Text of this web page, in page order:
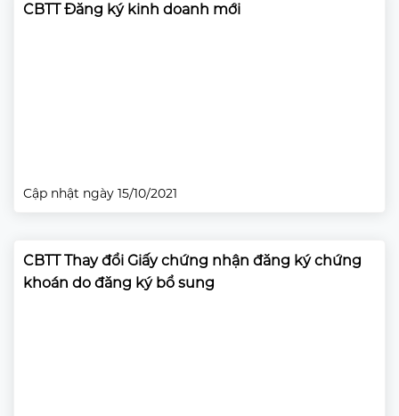
CBTT Đăng ký kinh doanh mới
Cập nhật ngày 15/10/2021
CBTT Thay đổi Giấy chứng nhận đăng ký chứng
khoán do đăng ký bổ sung